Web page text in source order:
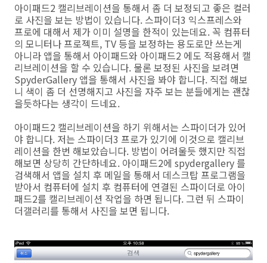
아이패드2 캘리브레이션을 통해서 좀 더 보정되고 좋은 컬러
로 사진을 보는 방법이 있습니다. 스파이더3 익스프레스와
프로에 대해서 제가 이미 설명을 한적이 있는데요. 꼭 컴퓨터
의 모니터나 프로젝트, TV 등을 보정하는 용도로만 쓰는게
아니라 앱을 통해서 아이패드와 아이패드2 에도 적용해서 캘
리브레이션을 할 수 있습니다. 물론 보정된 사진을 보려면
SpyderGallery 앱을 통해서 사진을 봐야 합니다. 직접 해보
니 색이 좀 더 선명해지고 사진을 자주 보는 분들에게는 괜찮
을듯하다는 생각이 드네요.
아이패드2 캘리브레이션을 하기 위해서는 스파이더가 있어
야 합니다. 저는 스파이더3 프로가 있기에 이것으로 캘리브
레이션을 한번 해보았습니다. 방법이 어려울듯 했지만 직접
해보면 상당히 간단하네요. 아이패드2에 spydergallery 를
검색해서 앱을 설치 후 메일을 통해서 데스크탑 프로그램을
받아서 컴퓨터에 설치 후 컴퓨터에 연결된 스파이더로 아이
패드2를 캘리브레이션 작업을 하면 됩니다. 그런 뒤 스파이
더갤러리를 통해서 사진을 보면 됩니다.